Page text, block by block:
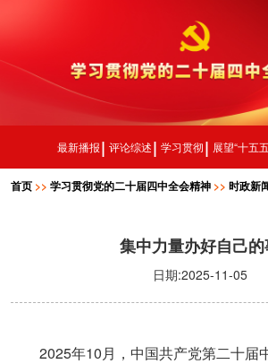
最新播报 评论综述 学习贯彻 展望“十五
首页 >> 学习贯彻党的二十届四中全会精神 >> 时政新
集中力量办好自己
日期:2025-11-05
2025年10 月，中国共产党第二十届